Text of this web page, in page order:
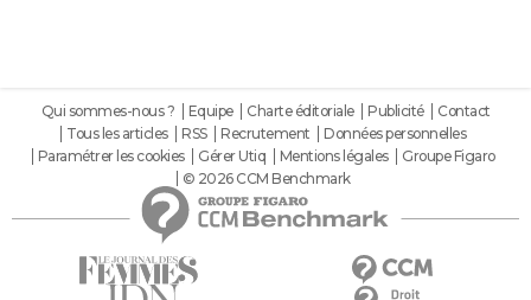
Qui sommes-nous ? Equipe Charte éditoriale Publicité
Contact
Tous les articles
RSS Recrutement
Données personnelles
Paramétrer les cookies
Gérer Utiq Mentions légales
Groupe Figaro
© 2026 CCM Benchmark